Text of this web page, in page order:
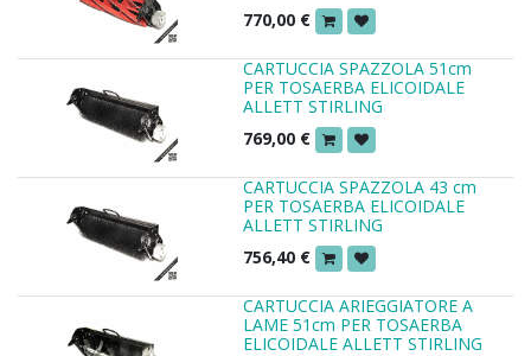
770,00 €
CARTUCCIA SPAZZOLA 51cm
PER TOSAERBA ELICOIDALE
ALLETT STIRLING
769,00 €
CARTUCCIA SPAZZOLA 43 cm
PER TOSAERBA ELICOIDALE
ALLETT STIRLING
756,40 €
CARTUCCIA ARIEGGIATORE A
LAME 51cm PER TOSAERBA
ELICOIDALE ALLETT STIRLING